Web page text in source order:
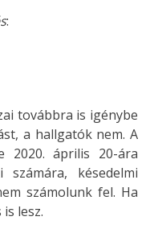
:
továbbra is igénybe
a hallgatók nem. A
2020. április 20-ára
számára, késedelmi
számolunk fel. Ha
lesz.